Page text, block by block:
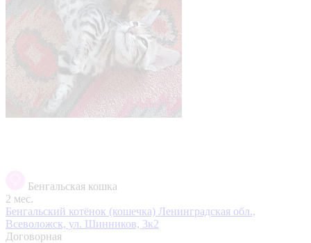
Бенгальская кошка
2 мес.
Бенгальский котёнок (кошечка) Ленинградская обл.,
Всеволожск, ул. Шинников, 3к2
Договорная